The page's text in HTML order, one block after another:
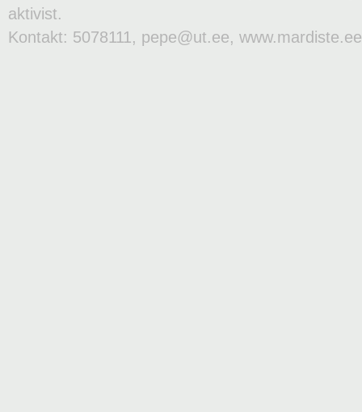
aktivist.
Kontakt: 5078111, pepe@ut.ee, www.mardiste.ee